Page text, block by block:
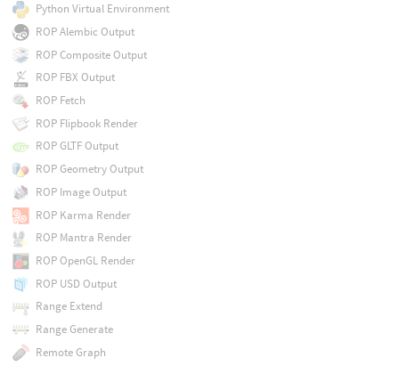
Python Virtual Environment
ROP Alembic Output
ROP Composite Output
ROP FBX Output
ROP Fetch
ROP Flipbook Render
ROP GLTF Output
ROP Geometry Output
ROP Image Output
ROP Karma Render
ROP Mantra Render
ROP OpenGL Render
ROP USD Output
Range Extend
Range Generate
Remote Graph